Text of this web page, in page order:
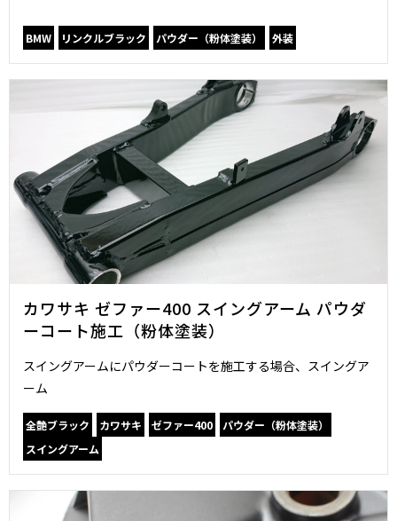
BMW リンクルブラック パウダー（粉体塗装） 外装
カワサキ ゼファー400 スイングアーム パウダ
ーコート施工（粉体塗装）
スイングアームにパウダーコートを施工する場合、スイングア
ーム
全艶ブラック カワサキ ゼファー400
パウダー（粉体塗装）
スイングアーム